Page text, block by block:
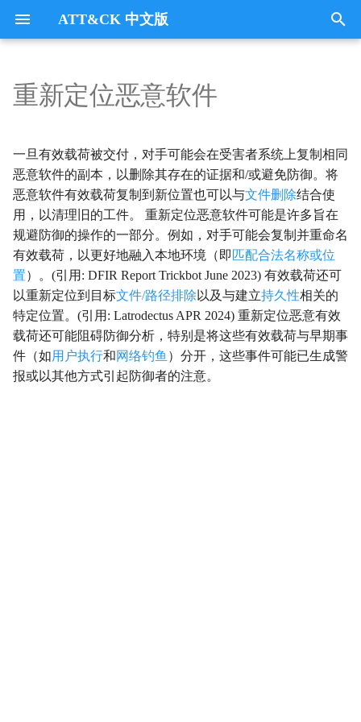
ATT&CK 中文版
入
始
搜
索
Tactics Collection
CommandandControl
CredentialAccess
DefenseEvasion
Execution
Exfiltration
Impact
收集
指挥与控制
凭证访问
防御逃避
发现
执行
数据外传
影响
重新定位恶意软件
一旦有效载荷被交付，对手可能会在受害者系统上复制相同
恶意软件的副本，以删除其存在的证据和/或避免防御。将
恶意软件有效载荷复制到新位置也可以与文件删除结合使
用，以清理旧的工件。 重新定位恶意软件可能是许多旨在
规避防御的操作的一部分。例如，对手可能会复制并重命名
有效载荷，以更好地融入本地环境（即 匹配合法名称或位
置）。(引用: DFIR Report Trickbot June 2023) 有效载荷还可
以重新定位到目标文件/路径排除 以及与建立持久性相关的
特定位置。(引用: Latrodectus APR 2024) 重新定位恶意有效
载荷还可能阻碍防御分析，特别是将这些有效载荷与早期事
件（如用户执行和网络钓鱼 ）分开，这些事件可能已生成警
报或以其他方式引起防御者的注意。